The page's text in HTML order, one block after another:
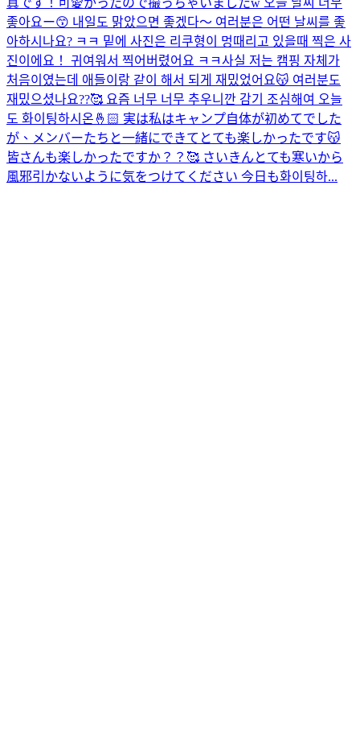
좋아요ー😙 내일도 맑았으면 좋겠다〜 여러분은 어떤 날씨를 좋
아하시나요? ㅋㅋ 밑에 사진은 리쿠형이 멍때리고 있을때 찍은 사
진이에요！ 귀여워서 찍어버렸어요 ㅋㅋ사실 저는 캠핑 자체가
처음이였는데 애들이랑 같이 해서 되게 재밌었어요😽 여러분도
재밌으셨나요??🥰 요즘 너무 너무 추우니깐 감기 조심해여 오늘
도 화이팅하시온🤞🏻 実は私はキャンプ自体が初めてでした
が、メンバーたちと一緒にできてとても楽しかったです😽
皆さんも楽しかったですか？？🥰 さいきんとても寒いから
風邪引かないように気をつけてください 今日も화이팅하...